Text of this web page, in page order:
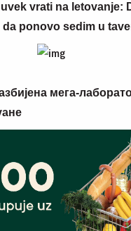
vrati na letovanje:
da ponovo sedim u
мега-